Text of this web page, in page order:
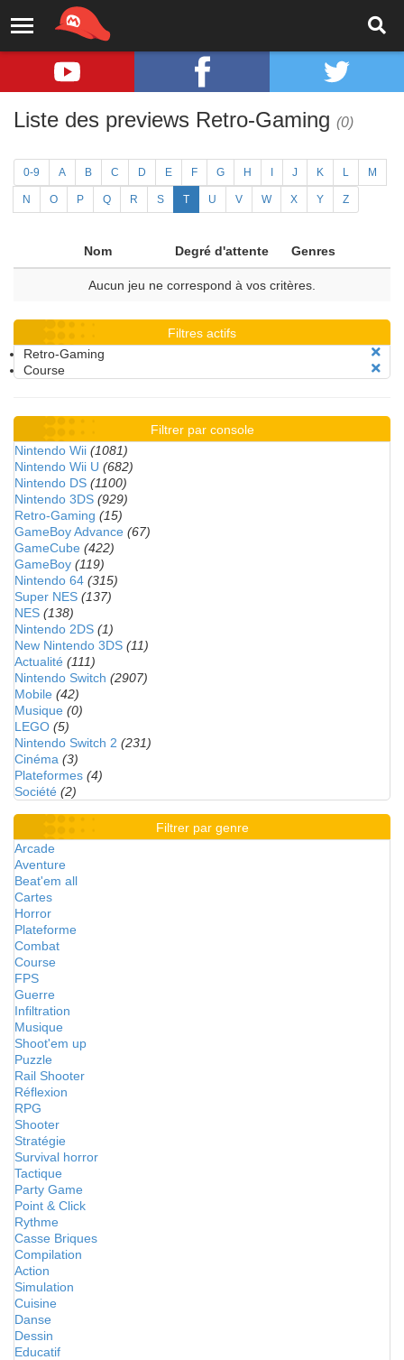
Liste des previews Retro-Gaming (0)
0-9 A B C D E F G H J K L M
N O P Q R S T U V W X Y Z
Nom Degré d'attente Genres
Aucun jeu ne correspond à vos critères.
Filtres actifs
Retro-Gaming
Course
Filtrer par console
Nintendo Wii (1081)
Nintendo Wii U (682)
Nintendo DS (1100)
Nintendo 3DS (929)
Retro-Gaming (15)
GameBoy Advance (67)
GameCube (422)
GameBoy (119)
Nintendo 64 (315)
Super NES (137)
NES (138)
Nintendo 2DS (1)
New Nintendo 3DS (11)
Actualité (111)
Nintendo Switch (2907)
Mobile (42)
Musique (0)
LEGO (5)
Nintendo Switch 2 (231)
Cinéma (3)
Plateformes (4)
Société (2)
Filtrer par genre
Arcade
Aventure
Beat'em all
Cartes
Horror
Plateforme
Combat
Course
FPS
Guerre
Infiltration
Musique
Shoot'em up
Puzzle
Rail Shooter
Réflexion
RPG
Shooter
Stratégie
Survival horror
Tactique
Party Game
Point & Click
Rythme
Casse Briques
Compilation
Action
Simulation
Cuisine
Danse
Dessin
Educatif